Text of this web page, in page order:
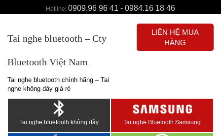
Hotline: 0909.96 96 41 - 0984.16 18 46
Tai nghe bluetooth – Cty
Bluetooth Việt Nam
Tai nghe bluetooth chính hãng – Tai
nghe không dây giá rẻ
LIÊN HỆ MUA
HÀNG
Tai nghe bluetooth không dây Tai nghe Bluetooth Samsung